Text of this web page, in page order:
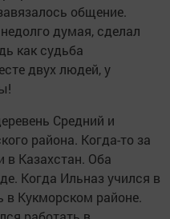
общение.
думая, сделал
как судьба
двух людей, у
Средний и
района. Когда-то за
в Казахстан. Оба
Когда Ильназ учился в
в Кукморском районе.